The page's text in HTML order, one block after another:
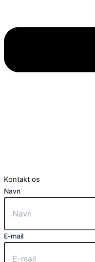
Kontakt os
Navn
E-mail